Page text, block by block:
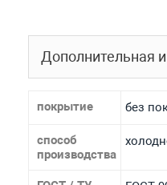
Дополнительная
покрытие без
способ
производства